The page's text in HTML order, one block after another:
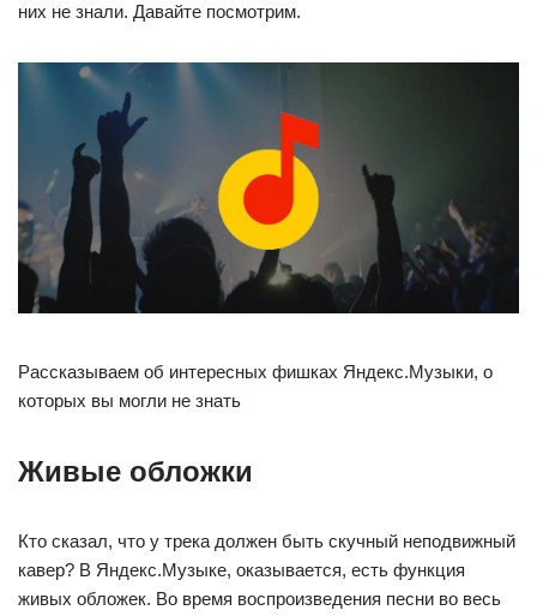
них не знали. Давайте посмотрим.
Рассказываем об интересных фишках Яндекс.Музыки, о
которых вы могли не знать
Живые обложки
Кто сказал, что у трека должен быть скучный неподвижный
кавер? В Яндекс.Музыке, оказывается, есть функция
живых обложек. Во время воспроизведения песни во весь